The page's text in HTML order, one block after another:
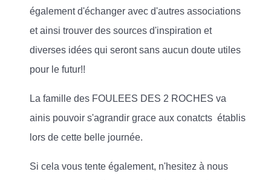
également d'échanger avec d'autres associations
et ainsi trouver des sources d'inspiration et
diverses idées qui seront sans aucun doute utiles
pour le futur!!
La famille des FOULEES DES 2 ROCHES va
ainis pouvoir s'agrandir grace aux conatcts établis
lors de cette belle journée.
Si cela vous tente également, n'hesitez à nous